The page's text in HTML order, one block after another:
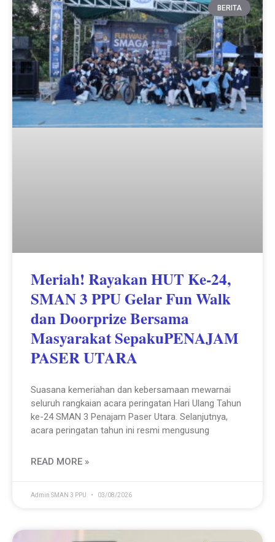
BERITA
Meriah! Rayakan HUT Ke-24,
SMAN 3 PPU Gelar Fun Walk
dan Doorprize Bersama
Masyarakat SepakuPENAJAM
PASER UTARA
Suasana kemeriahan dan kebersamaan mewarnai
seluruh rangkaian acara peringatan Hari Ulang Tahun
ke-24 SMAN 3 Penajam Paser Utara. Selanjutnya,
acara peringatan tahun ini resmi mengusung
READ MORE »
Admin SMAN 3 PPU 03/08/2026